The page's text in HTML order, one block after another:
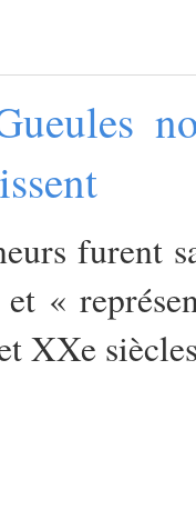
furent
«
XXe